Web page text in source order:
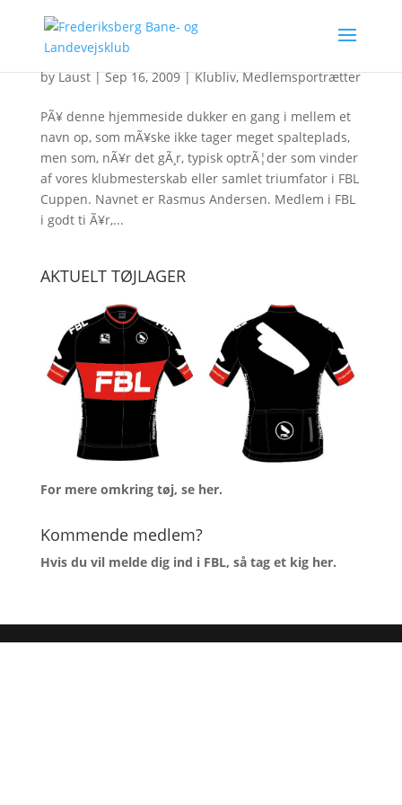
En rytter af ganske sÃ¦rlig stÃ¸bning
byLaust|Sep 16, 2009|Klubliv,Medlemsportrætter
PÃ¥ denne hjemmeside dukker en gang i mellem et
navn op, som mÃ¥ske ikke tager meget spalteplads,
men som, nÃ¥r det gÃ¸r, typisk optrÃ¦der som vinder
af vores klubmesterskab eller samlet triumfator i FBL
Cuppen. Navnet er Rasmus Andersen. Medlem i FBL
i godt ti Ã¥r,...
AKTUELT TØJLAGER
For mere omkring tøj, se her.
Kommende medlem?
Hvis du vil melde dig ind i FBL, så tag et kig her.